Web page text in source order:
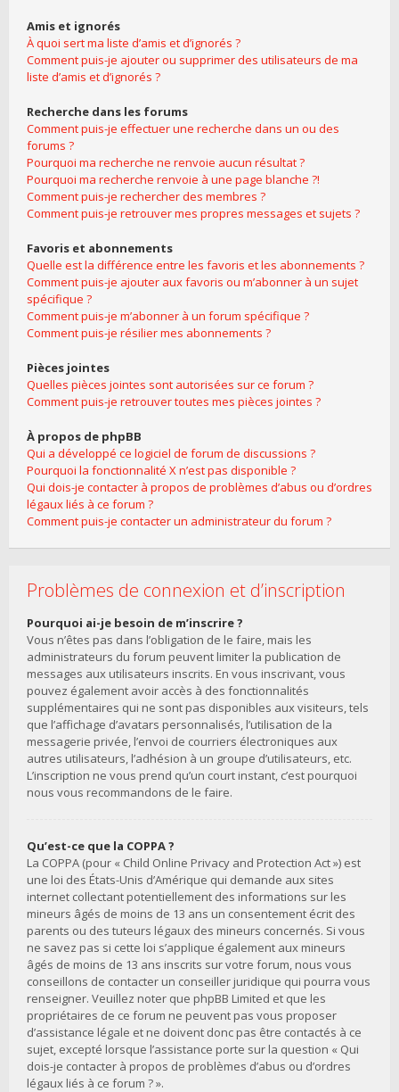
Amis et ignorés
À quoi sert ma liste d’amis et d’ignorés ?
Comment puis-je ajouter ou supprimer des utilisateurs de ma
liste d’amis et d’ignorés ?
Recherche dans les forums
Comment puis-je effectuer une recherche dans un ou des
forums ?
Pourquoi ma recherche ne renvoie aucun résultat ?
Pourquoi ma recherche renvoie à une page blanche ?!
Comment puis-je rechercher des membres ?
Comment puis-je retrouver mes propres messages et sujets ?
Favoris et abonnements
Quelle est la différence entre les favoris et les abonnements ?
Comment puis-je ajouter aux favoris ou m’abonner à un sujet
spécifique ?
Comment puis-je m’abonner à un forum spécifique ?
Comment puis-je résilier mes abonnements ?
Pièces jointes
Quelles pièces jointes sont autorisées sur ce forum ?
Comment puis-je retrouver toutes mes pièces jointes ?
À propos de phpBB
Qui a développé ce logiciel de forum de discussions ?
Pourquoi la fonctionnalité X n’est pas disponible ?
Qui dois-je contacter à propos de problèmes d’abus ou d’ordres
légaux liés à ce forum ?
Comment puis-je contacter un administrateur du forum ?
Problèmes de connexion et d’inscription
Pourquoi ai-je besoin de m’inscrire ?
Vous n’êtes pas dans l’obligation de le faire, mais les
administrateurs du forum peuvent limiter la publication de
messages aux utilisateurs inscrits. En vous inscrivant, vous
pouvez également avoir accès à des fonctionnalités
supplémentaires qui ne sont pas disponibles aux visiteurs, tels
que l’affichage d’avatars personnalisés, l’utilisation de la
messagerie privée, l’envoi de courriers électroniques aux
autres utilisateurs, l’adhésion à un groupe d’utilisateurs, etc.
L’inscription ne vous prend qu’un court instant, c’est pourquoi
nous vous recommandons de le faire.
Qu’est-ce que la COPPA ?
La COPPA (pour « Child Online Privacy and Protection Act ») est
une loi des États-Unis d’Amérique qui demande aux sites
internet collectant potentiellement des informations sur les
mineurs âgés de moins de 13 ans un consentement écrit des
parents ou des tuteurs légaux des mineurs concernés. Si vous
ne savez pas si cette loi s’applique également aux mineurs
âgés de moins de 13 ans inscrits sur votre forum, nous vous
conseillons de contacter un conseiller juridique qui pourra vous
renseigner. Veuillez noter que phpBB Limited et que les
propriétaires de ce forum ne peuvent pas vous proposer
d’assistance légale et ne doivent donc pas être contactés à ce
sujet, excepté lorsque l’assistance porte sur la question « Qui
dois-je contacter à propos de problèmes d’abus ou d’ordres
légaux liés à ce forum ? ».